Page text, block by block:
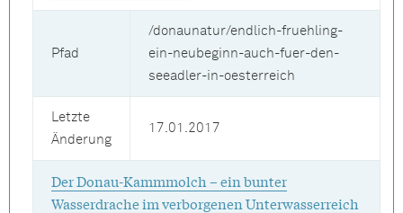
Pfad
/donaunatur/endlich-fruehling-
ein-neubeginn-auch-fuer-den-
seeadler-in-oesterreich
Letzte
Änderung
17.01.2017
Der Donau-Kammmolch – ein bunter
Wasserdrache im verborgenen Unterwasserreich